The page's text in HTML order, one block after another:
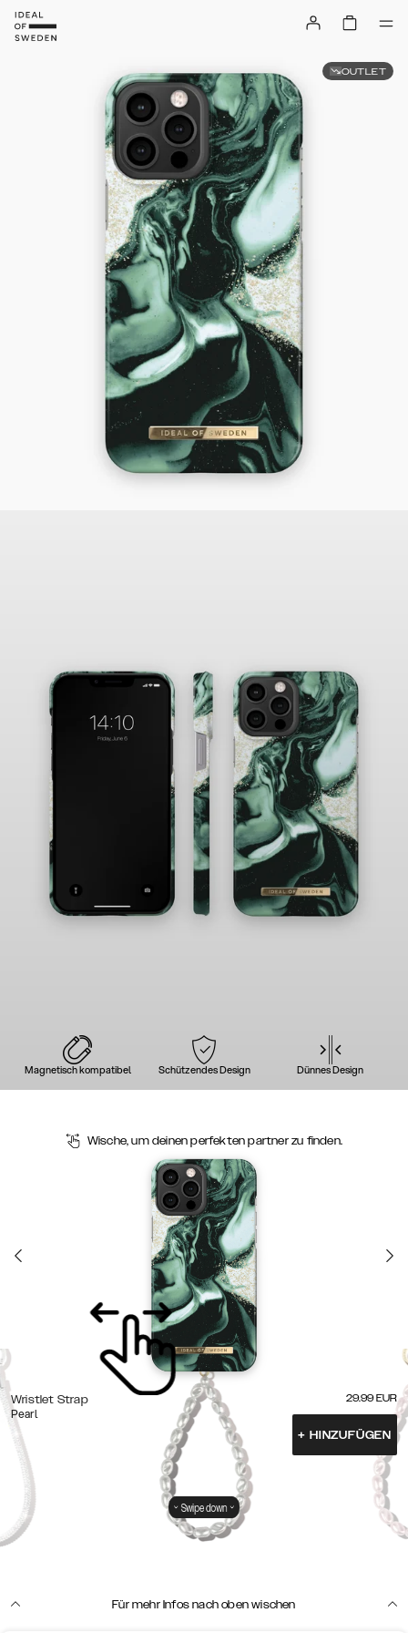
Magnetisch kompatibel Schützendes Design Dünnes Design
Wische, um deinen perfekten partner zu finden.
Wristlet Strap
Pearl
29.99 EUR
+ HINZUFÜGEN
OUTLET
Für mehr Infos nach oben wischen
Swipe down